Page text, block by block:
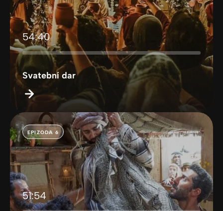
54:40
Svatební dar
EPIZODA 6
51:54